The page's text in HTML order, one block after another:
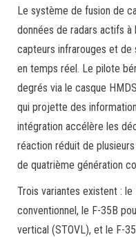
Le système de fusion de
données de radars actifs à
capteurs infrarouges et de
en temps réel. Le pilote
degrés via le casque
qui projette des
intégration accélère les
réaction réduit de
de quatrième génération
Trois variantes existent :
conventionnel, le F-35B
vertical (STOVL), et le F-